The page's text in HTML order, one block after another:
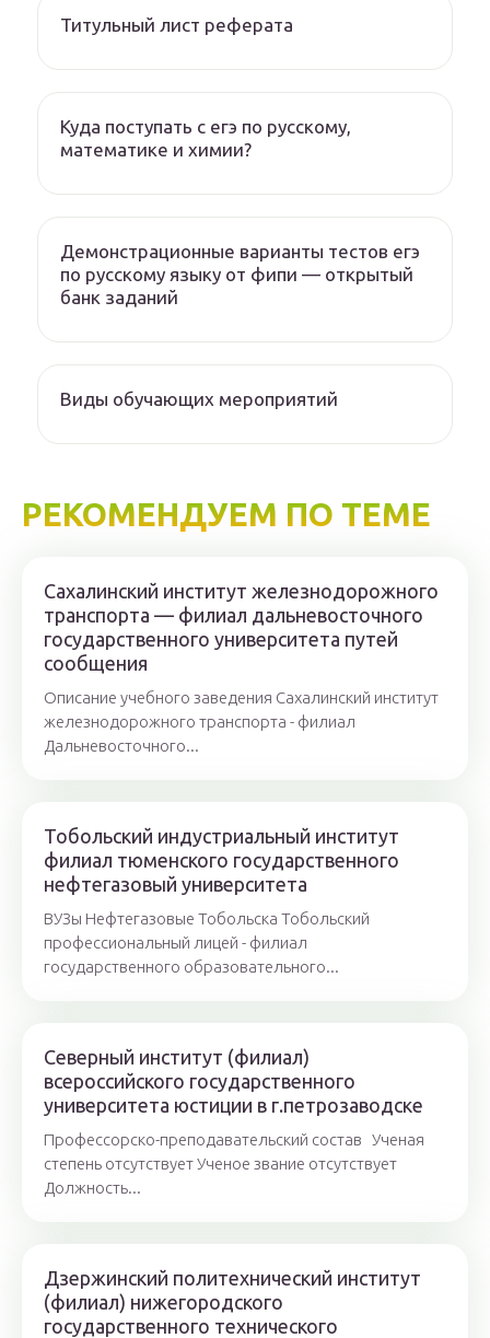
Титульный лист реферата
Куда поступать с егэ по русскому,
математике и химии?
Демонстрационные варианты тестов егэ
по русскому языку от фипи — открытый
банк заданий
Виды обучающих мероприятий
РЕКОМЕНДУЕМ ПО ТЕМЕ
Сахалинский институт железнодорожного
транспорта — филиал дальневосточного
государственного университета путей
сообщения
Описание учебного заведения Сахалинский институт
железнодорожного транспорта - филиал
Дальневосточного...
Тобольский индустриальный институт
филиал тюменского государственного
нефтегазовый университета
ВУЗы Нефтегазовые Тобольска Тобольский
профессиональный лицей - филиал
государственного образовательного...
Северный институт (филиал)
всероссийского государственного
университета юстиции в г.петрозаводске
Профессорско-преподавательский состав Ученая
степень отсутствует Ученое звание отсутствует
Должность...
Дзержинский политехнический институт
(филиал) нижегородского
государственного технического